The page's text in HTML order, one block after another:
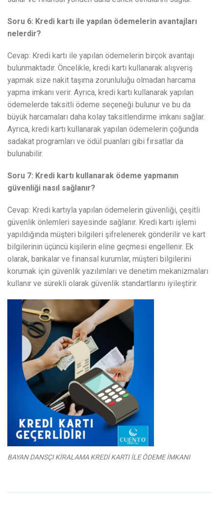
Soru 6: Kredi kartı ile yapılan ödemelerin avantajları
nelerdir?
Cevap: Kredi kartı ile yapılan ödemelerin birçok avantajı
bulunmaktadır. Öncelikle, kredi kartı kullanarak alışveriş
yapmak size nakit taşıma zorunluluğu olmadan harcama
yapma imkanı verir. Ayrıca, kredi kartı kullanarak yapılan
ödemelerde taksitli ödeme seçeneği bulunur ve bu da
büyük harcamaları daha kolay taksitlendirme imkanı sağlar.
Ayrıca, kredi kartı kullanarak yapılan ödemelerin çoğunda
sadakat programları ve ödül puanları gibi fırsatlar da
bulunabilir.
Soru 7: Kredi kartı kullanarak ödeme yapmanın
güvenliği nasıl sağlanır?
Cevap: Kredi kartıyla yapılan ödemelerin güvenliği, çeşitli
güvenlik önlemleri sayesinde sağlanır. Kredi kartı işlemi
yapıldığında müşteri bilgileri şifrelenerek gönderilir ve kart
bilgilerinin üçüncü kişilerin eline geçmesi engellenir. Ek
olarak, bankalar ve finansal kurumlar, müşteri bilgilerini
korumak için güvenlik yazılımları ve denetim mekanizmaları
kullanır ve sürekli olarak güvenlik standartlarını iyileştirir.
BAYAN DANSÇI KİRALAMA KREDİ KARTI İLE ÖDEME İMKANI